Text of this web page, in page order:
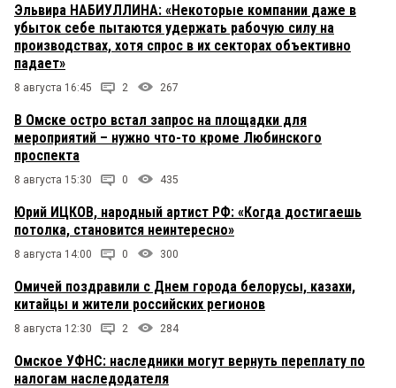
Эльвира НАБИУЛЛИНА: «Некоторые компании даже в
убыток себе пытаются удержать рабочую силу на
производствах, хотя спрос в их секторах объективно
падает»
8 августа 16:45 2 267
В Омске остро встал запрос на площадки для
мероприятий – нужно что-то кроме Любинского
проспекта
8 августа 15:30 0 435
Юрий ИЦКОВ, народный артист РФ: «Когда достигаешь
потолка, становится неинтересно»
8 августа 14:00 0 300
Омичей поздравили с Днем города белорусы, казахи,
китайцы и жители российских регионов
8 августа 12:30 2 284
Омское УФНС: наследники могут вернуть переплату по
налогам наследодателя